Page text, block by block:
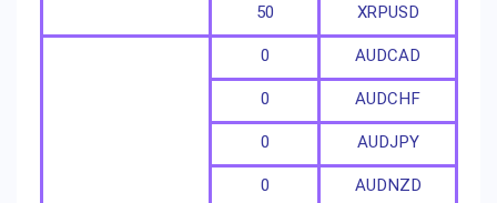
XRPUSD
50
AUDCAD
0
AUDCHF
0
AUDJPY
0
AUDNZD
0